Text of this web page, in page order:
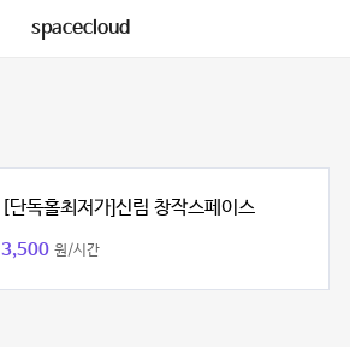
spacecloud
[단독홀최저가]신림 창작스페이스
3,500 원/시간